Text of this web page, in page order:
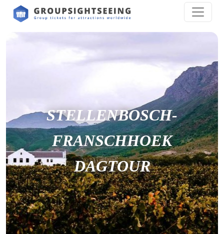
STELLENBOSCH-
FRANSCHHOEK
DAGTOUR